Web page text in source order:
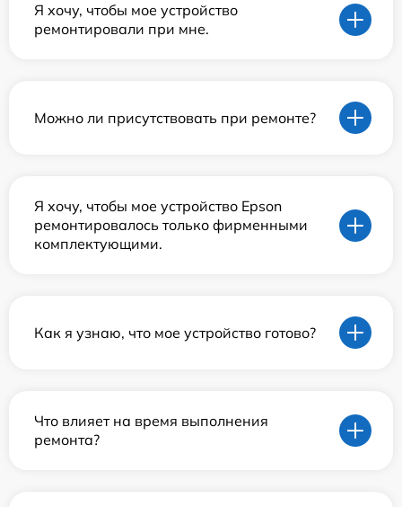
Я хочу, чтобы мое устройство
ремонтировали при мне.
Можно ли присутствовать при ремонте?
Я хочу, чтобы мое устройство Epson
ремонтировалось только фирменными
комплектующими.
Как я узнаю, что мое устройство готово?
Что влияет на время выполнения
ремонта?